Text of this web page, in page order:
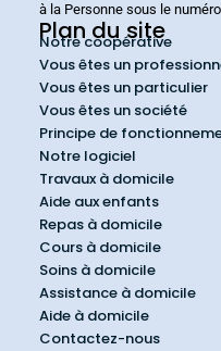
à la Personne sous le
Plan du site
Notre coopérative
Vous êtes un
Vous êtes un particulier
Vous êtes un société
Principe de
Notre logiciel
Travaux à domicile
Aide aux enfants
Repas à domicile
Cours à domicile
Soins à domicile
Assistance à domicile
Aide à domicile
Contactez-nous